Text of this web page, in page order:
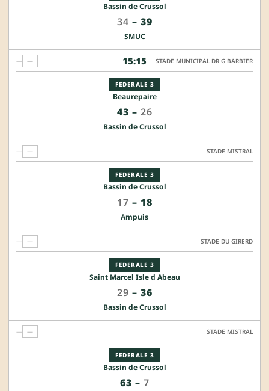
Bassin de Crussol
34 – 39
SMUC
15:15
FEDERALE 3
Beaurepaire
43 – 26
Bassin de Crussol
— — STADE MUNICIPAL DR G BARBIER
FEDERALE 3
Bassin de Crussol
17 – 18
Ampuis
— — STADE MISTRAL
FEDERALE 3
Saint Marcel Isle d Abeau
29 – 36
Bassin de Crussol
— — STADE DU GIRERD
FEDERALE 3
Bassin de Crussol
63 – 7
— — STADE MISTRAL